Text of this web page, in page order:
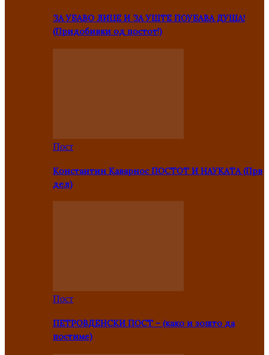
ЗА УБАВО ЛИЦЕ И ЗА УШТЕ ПОУБАВА ДУША!
(Придобивки од постот!)
Пост
Константин Каварнос ПОСТОТ И НАУКАТА (Прв
дел)
Пост
ПЕТРОВДЕНСКИ ПОСТ – (како и зошто да
постиме)